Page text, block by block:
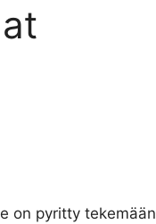
on pyritty tekemään